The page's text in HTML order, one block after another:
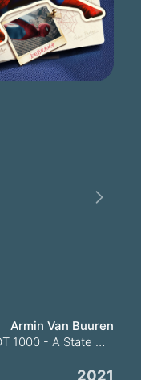
Armin Van Buuren
ASOT 1000 - A State Of Trance Episode 1000
2021